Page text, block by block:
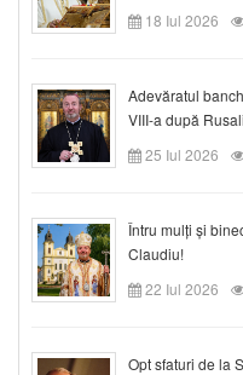
18 Iul 2026
Adevăratul
VIII-a după
25 Iul 2026
Întru mulți și
Claudiu!
22 Iul 2026
Opt sfaturi de la